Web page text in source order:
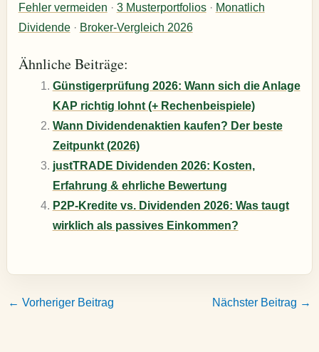
Fehler vermeiden · 3 Musterportfolios· Monatlich
Dividende· Broker-Vergleich 2026
Ähnliche Beiträge:
Günstigerprüfung 2026: Wann sich die Anlage
KAP richtig lohnt (+ Rechenbeispiele)
Wann Dividendenaktien kaufen? Der beste
Zeitpunkt (2026)
justTRADE Dividenden 2026: Kosten,
Erfahrung & ehrliche Bewertung
P2P-Kredite vs. Dividenden 2026: Was taugt
wirklich als passives Einkommen?
← Vorheriger Beitrag Nächster Beitrag →